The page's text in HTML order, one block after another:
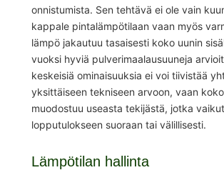
onnistumista. Sen tehtävä ei ole vain
kappale pintalämpötilaan vaan myös
lämpö jakautuu tasaisesti koko uunin
vuoksi hyviä pulverimaalausuuneja
keskeisiä ominaisuuksia ei voi tiivistää
yksittäiseen tekniseen arvoon, vaan
muodostuu useasta tekijästä, jotka
lopputulokseen suoraan tai välillisesti.
Lämpötilan hallinta